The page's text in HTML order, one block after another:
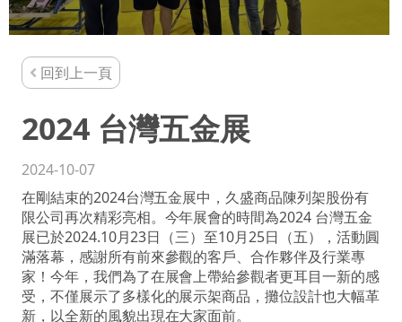
回到上一頁
2024 台灣五金展
2024-10-07
在剛結束的2024台灣五金展中，久盛商品陳列架股份有
限公司再次精彩亮相。今年展會的時間為2024 台灣五金
展已於2024.10月23日（三）至10月25日（五），活動圓
滿落幕，感謝所有前來參觀的客戶、合作夥伴及行業專
家！今年，我們為了在展會上帶給參觀者更耳目一新的感
受，不僅展示了多樣化的展示架商品，攤位設計也大幅革
新，以全新的風貌出現在大家面前。